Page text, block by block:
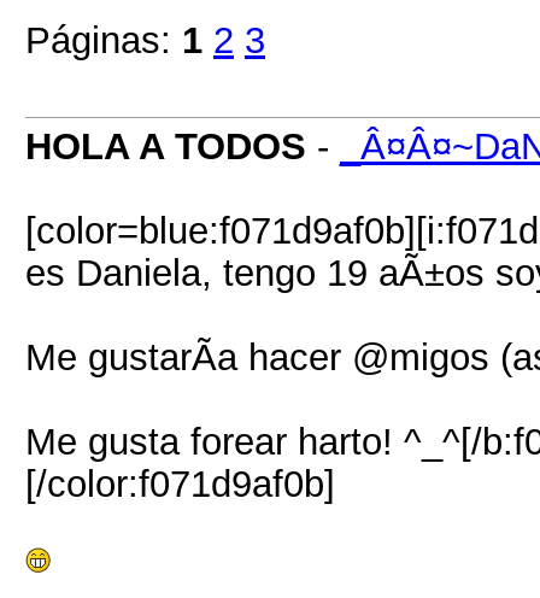
Páginas: 1 2 3
HOLA A TODOS -
es Daniela, tengo 19 aÃ±os
Me gustarÃ­a hacer @migos
Me gusta forear harto! ^_^[/
[/color:f071d9af0b]